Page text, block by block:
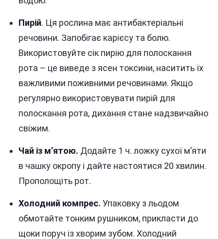
Пирій. Ця рослина має антибактеріальні
речовини. Запобігає карієсу та болю.
Використовуйте сік пирію для полоскання
рота – це виведе з ясен токсини, наситить їх
важливими поживними речовинами. Якщо
регулярно використовувати пирій для
полоскання рота, дихання стане надзвичайно
свіжим.
Чай із м’ятою. Додайте 1 ч. ложку сухої м’яти
в чашку окропу і дайте настоятися 20 хвилин.
Прополощіть рот.
Холодний компрес. Упаковку з льодом
обмотайте тонким рушником, прикласти до
щоки поруч із хворим зубом. Холодний